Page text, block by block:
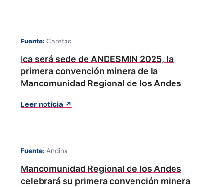
Fuente: Caretas
Ica será sede de ANDESMIN 2025, la
primera convención minera de la
Mancomunidad Regional de los Andes
Leer noticia ↗
Fuente: Andina
Mancomunidad Regional de los Andes
celebrará su primera convención minera